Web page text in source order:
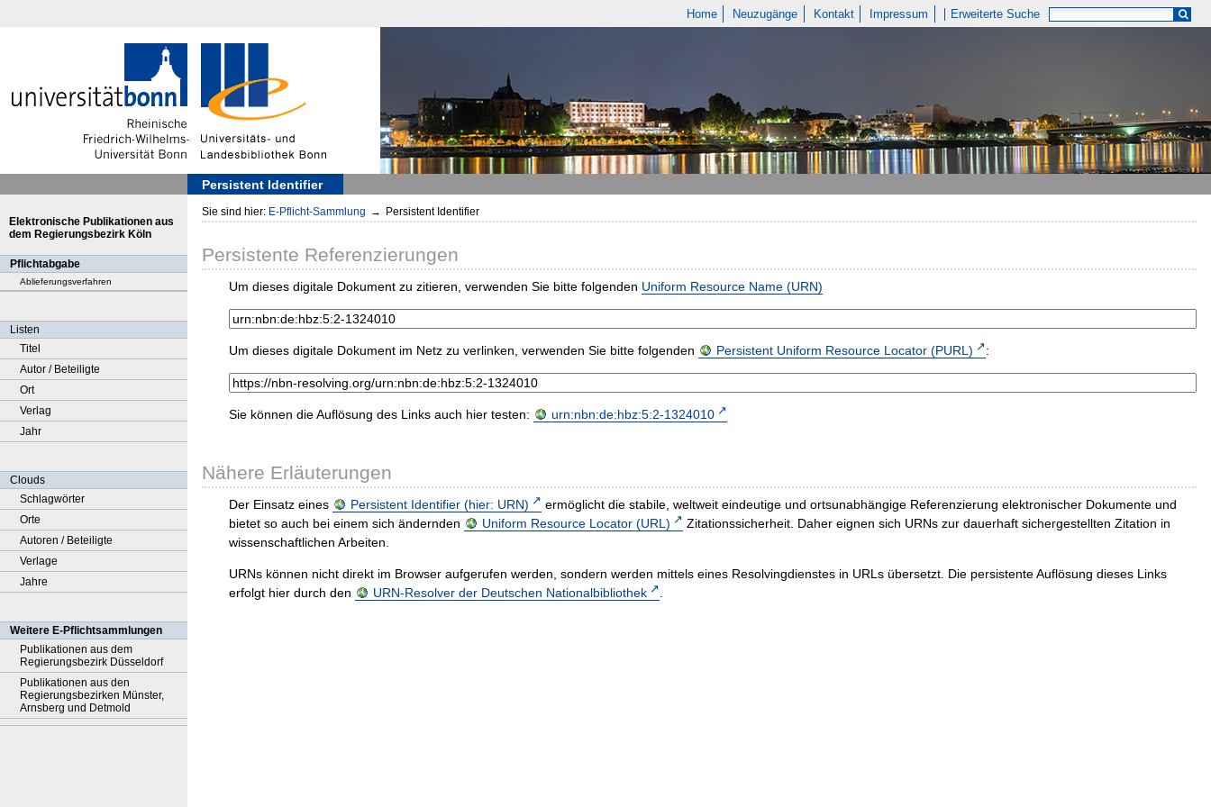
Home Neuzugänge Kontakt Impressum Erweiterte Suche
Persistent Identifier
Elektronische Publikationen aus
dem Regierungsbezirk Köln
Pflichtabgabe
Ablieferungsverfahren
Listen
Titel
Autor / Beteiligte
Ort
Verlag
Jahr
Clouds
Schlagwörter
Orte
Autoren / Beteiligte
Verlage
Jahre
Weitere E-Pflichtsammlungen
Publikationen aus dem
Regierungsbezirk Düsseldorf
Publikationen aus den
Regierungsbezirken Münster,
Arnsberg und Detmold
Sie sind hier: E-Pflicht-Sammlung → Persistent Identifier
Persistente Referenzierungen
Um dieses digitale Dokument zu zitieren, verwenden Sie bitte folgenden Uniform Resource Name (URN)
Um dieses digitale Dokument im Netz zu verlinken, verwenden Sie bitte folgenden Persistent Uniform Resource Locator (PURL) :
Sie können die Auflösung des Links auch hier testen: urn:nbn:de:hbz:5:2-1324010
Nähere Erläuterungen
Der Einsatz eines Persistent Identifier (hier: URN)
ermöglicht die stabile, weltweit eindeutige und ortsunabhängige Referenzierung elektronischer Dokumente und
bietet so auch bei einem sich ändernden
Uniform Resource Locator (URL)
Zitationssicherheit. Daher eignen sich URNs zur dauerhaft sichergestellten Zitation in
wissenschaftlichen Arbeiten.
URNs können nicht direkt im Browser aufgerufen werden, sondern werden mittels eines Resolvingdienstes in URLs übersetzt. Die persistente Auflösung dieses Links
erfolgt hier durch den
URN-Resolver der Deutschen Nationalbibliothek .